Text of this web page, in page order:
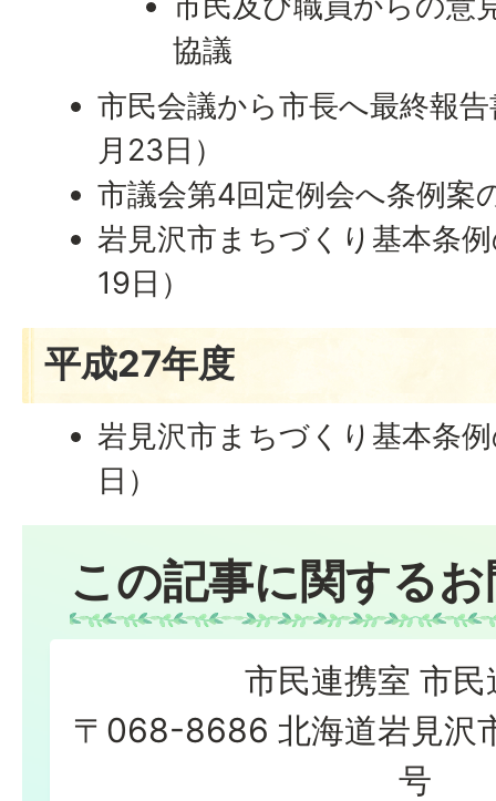
協議
市民会議から市長へ最終報
月23日）
市議会第4回定例会へ条例案
岩見沢市まちづくり基本条
19日）
平成27年度
岩見沢市まちづくり基本条
日）
この記事に関する
市民連携室 市民
〒068-8686 北海道岩見沢
号